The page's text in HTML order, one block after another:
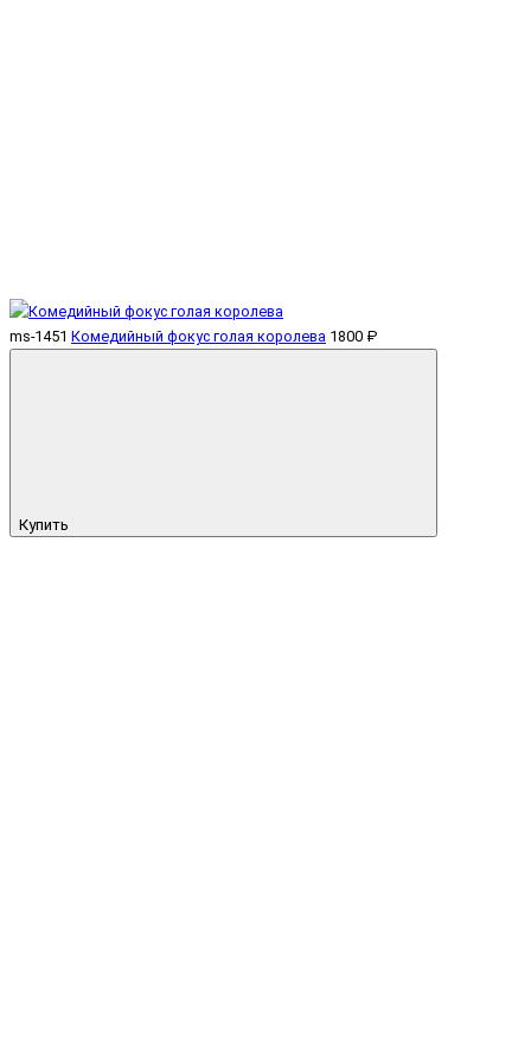
ms-1451 Комедийный фокус голая королева 1800 ₽
Купить